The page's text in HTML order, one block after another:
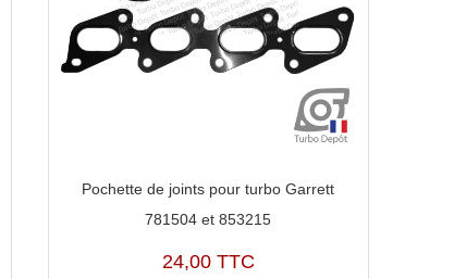
Pochette de joints pour turbo Garrett
781504 et 853215
24,00 TTC